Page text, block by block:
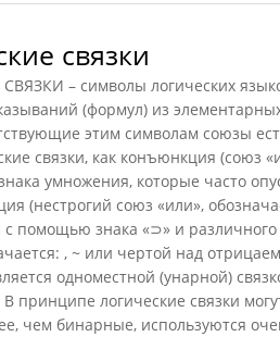
связки
– символы логических
(формул) из
этим символам союзы
связки, как конъюнкция (союз
умножения, которые часто
(нестрогий союз «или»,
с помощью знака «⊃» и
, ~ или чертой над
одноместной (унарной)
принципе логические связки
чем бинарные, используются